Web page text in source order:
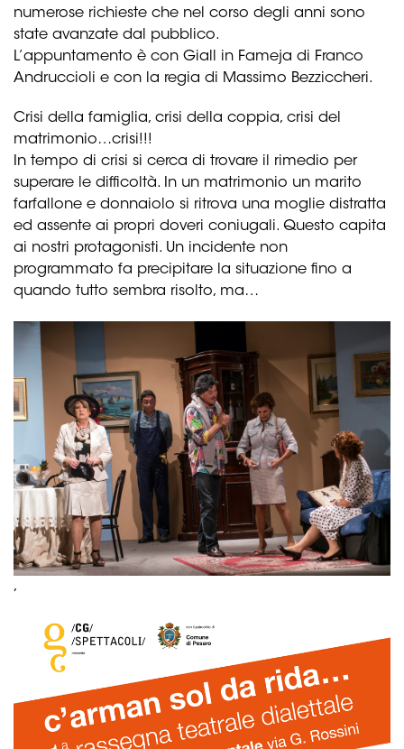
numerose richieste che nel corso degli anni sono
state avanzate dal pubblico.
L’appuntamento è con Giall in Fameja di Franco
Andruccioli e con la regia di Massimo Bezziccheri.
Crisi della famiglia, crisi della coppia, crisi del
matrimonio…crisi!!!
In tempo di crisi si cerca di trovare il rimedio per
superare le difficoltà. In un matrimonio un marito
farfallone e donnaiolo si ritrova una moglie distratta
ed assente ai propri doveri coniugali. Questo capita
ai nostri protagonisti. Un incidente non
programmato fa precipitare la situazione fino a
quando tutto sembra risolto, ma…
,